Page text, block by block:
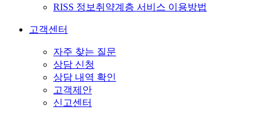
RISS 정보취약계층 서비스 이용방법
고객센터
자주 찾는 질문
상담 신청
상담 내역 확인
고객제안
신고센터